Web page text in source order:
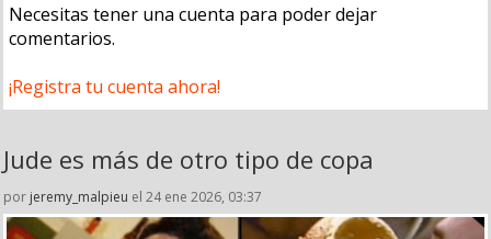
Necesitas tener una cuenta para poder dejar
comentarios.
¡Registra tu cuenta ahora!
Jude es más de otro tipo de copa
por jeremy_malpieu el 24 ene 2026, 03:37